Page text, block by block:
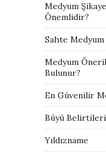
Medyum
Önemlidir?
Sahte Medyum
Medyum
Bulunur?
En Güvenilir
Büyü Belirtileri
Yıldızname